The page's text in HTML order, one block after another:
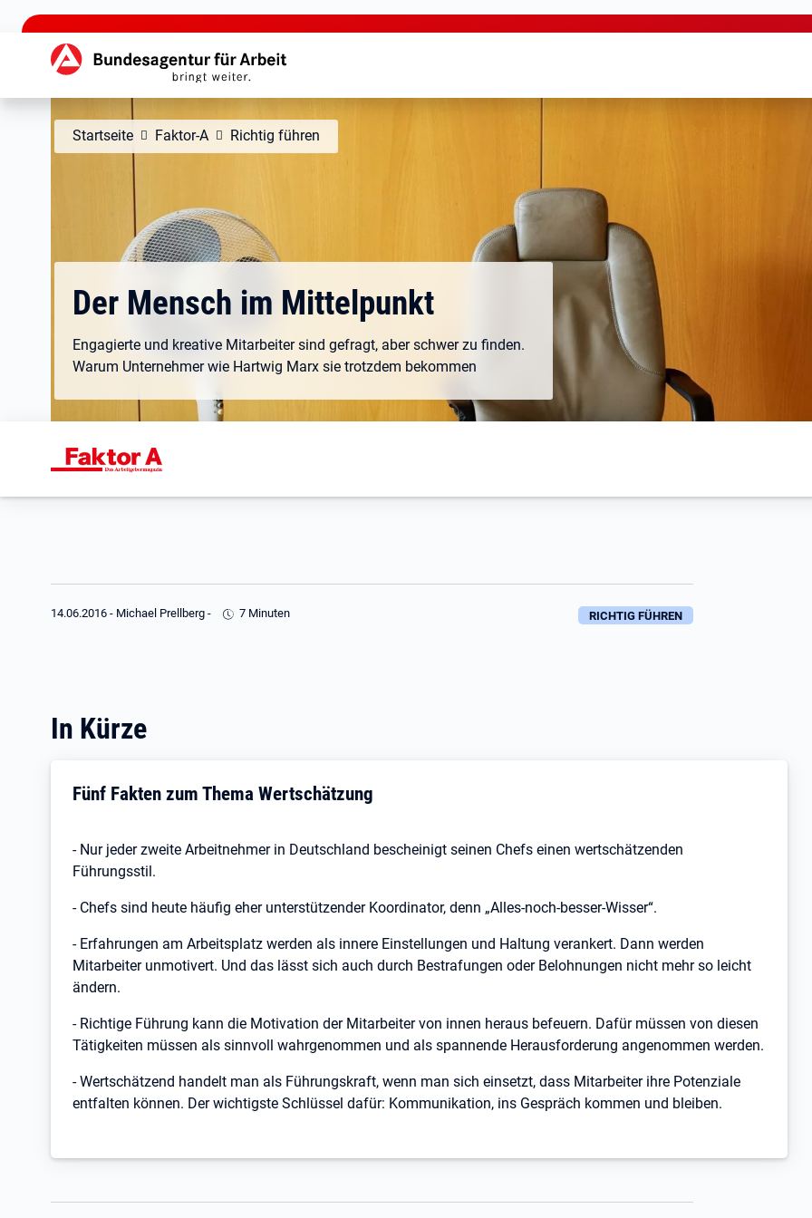
zu den Hauptinhalten springen
Hauptnavigation
Startseite Faktor-A Richtig führen
Der Mensch im Mittelpunkt
Engagierte und kreative Mitarbeiter sind gefragt, aber schwer zu finden.
Warum Unternehmer wie Hartwig Marx sie trotzdem bekommen
14.06.2016 - Michael Prellberg - 7 Minuten RICHTIG FÜHREN
In Kürze
Fünf Fakten zum Thema Wertschätzung
- Nur jeder zweite Arbeitnehmer ­in Deutschland bescheinigt seinen Chefs einen wertschätzenden
Führungsstil.
- Chefs sind heute häufig eher unterstützender Koordinator, denn „Alles-noch-besser-Wisser“.
- Erfahrungen am Arbeitsplatz werden als innere Einstellungen und Haltung verankert. Dann werden
Mitarbeiter unmotivert. Und das lässt sich auch durch Bestrafungen oder Belohnungen nicht mehr so leicht
ändern.
- Richtige Führung kann die Motivation der Mitarbeiter von innen heraus befeuern. Dafür müssen von diesen
Tätigkeiten müssen als sinnvoll wahrgenommen und als spannende Herausforderung angenommen werden.
- Wertschätzend handelt man als Führungskraft, wenn man sich einsetzt, dass Mitarbeiter ihre Potenziale
entfalten können. Der wichtigste Schlüssel dafür: Kommunikation, ins Gespräch kommen und bleiben.